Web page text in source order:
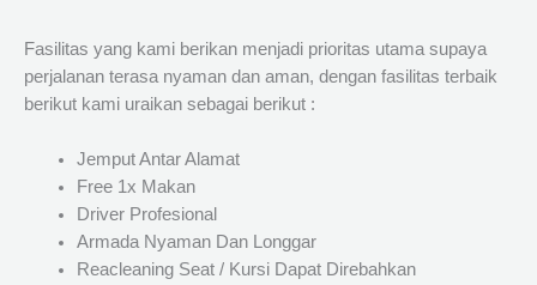
Fasilitas yang kami berikan menjadi prioritas utama supaya
perjalanan terasa nyaman dan aman, dengan fasilitas terbaik
berikut kami uraikan sebagai berikut :
Jemput Antar Alamat
Free 1x Makan
Driver Profesional
Armada Nyaman Dan Longgar
Reacleaning Seat / Kursi Dapat Direbahkan